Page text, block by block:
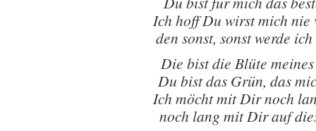
Ich hoff Du wirst mich nie
den sonst, sonst werde
Die bist die Blüte
Du bist das Grün, das
Ich möcht mit Dir noch
noch lang mit Dir auf